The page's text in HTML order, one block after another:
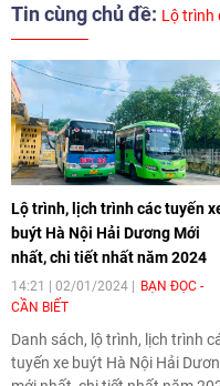
Tin cùng chủ đề: Lộ trình
Lộ trình, lịch trình các tuyến
buýt Hà Nội Hải Dương Mới
nhất, chi tiết nhất năm 2024
14:21 | 02/01/2024
BẠN ĐỌC -
CẦN BIẾT
Danh sách, lộ trình, lịch trình
tuyến xe buýt Hà Nội Hải